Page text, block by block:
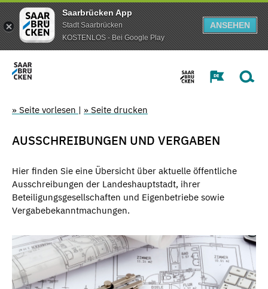
Saarbrücken App
Stadt Saarbrücken
KOSTENLOS - Bei Google Play
ANSEHEN
» Seite vorlesen | » Seite drucken
AUSSCHREIBUNGEN UND VERGABEN
Hier finden Sie eine Übersicht über aktuelle öffentliche
Ausschreibungen der Landeshauptstadt, ihrer
Beteiligungsgesellschaften und Eigenbetriebe sowie
Vergabebekanntmachungen.